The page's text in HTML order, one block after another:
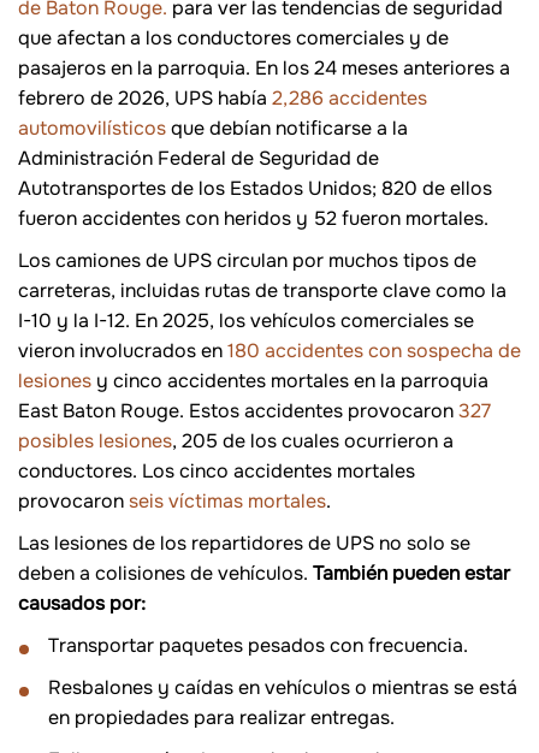
de Baton Rouge. para ver las tendencias de seguridad
que afectan a los conductores comerciales y de
pasajeros en la parroquia. En los 24 meses anteriores a
febrero de 2026, UPS había 2,286 accidentes
automovilísticosque debían notificarse a la
Administración Federal de Seguridad de
Autotransportes de los Estados Unidos; 820 de ellos
fueron accidentes con heridos y 52 fueron mortales.
Los camiones de UPS circulan por muchos tipos de
carreteras, incluidas rutas de transporte clave como la
I-10 y la I-12. En 2025, los vehículos comerciales se
vieron involucrados en180 accidentes con sospecha de
lesiones y cinco accidentes mortales en la parroquia
East Baton Rouge. Estos accidentes provocaron327
posibles lesiones, 205 de los cuales ocurrieron a
conductores. Los cinco accidentes mortales
provocaron seis víctimas mortales.
Las lesiones de los repartidores de UPS no solo se
deben a colisiones de vehículos. También pueden estar
causados por:
Transportar paquetes pesados con frecuencia.
Resbalones y caídas en vehículos o mientras se está
en propiedades para realizar entregas.